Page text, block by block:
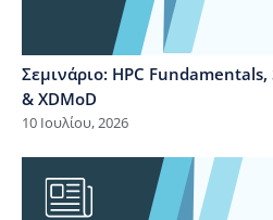
Σεμινάριο: HPC
& XDMoD
10 Ιουλίου, 2026